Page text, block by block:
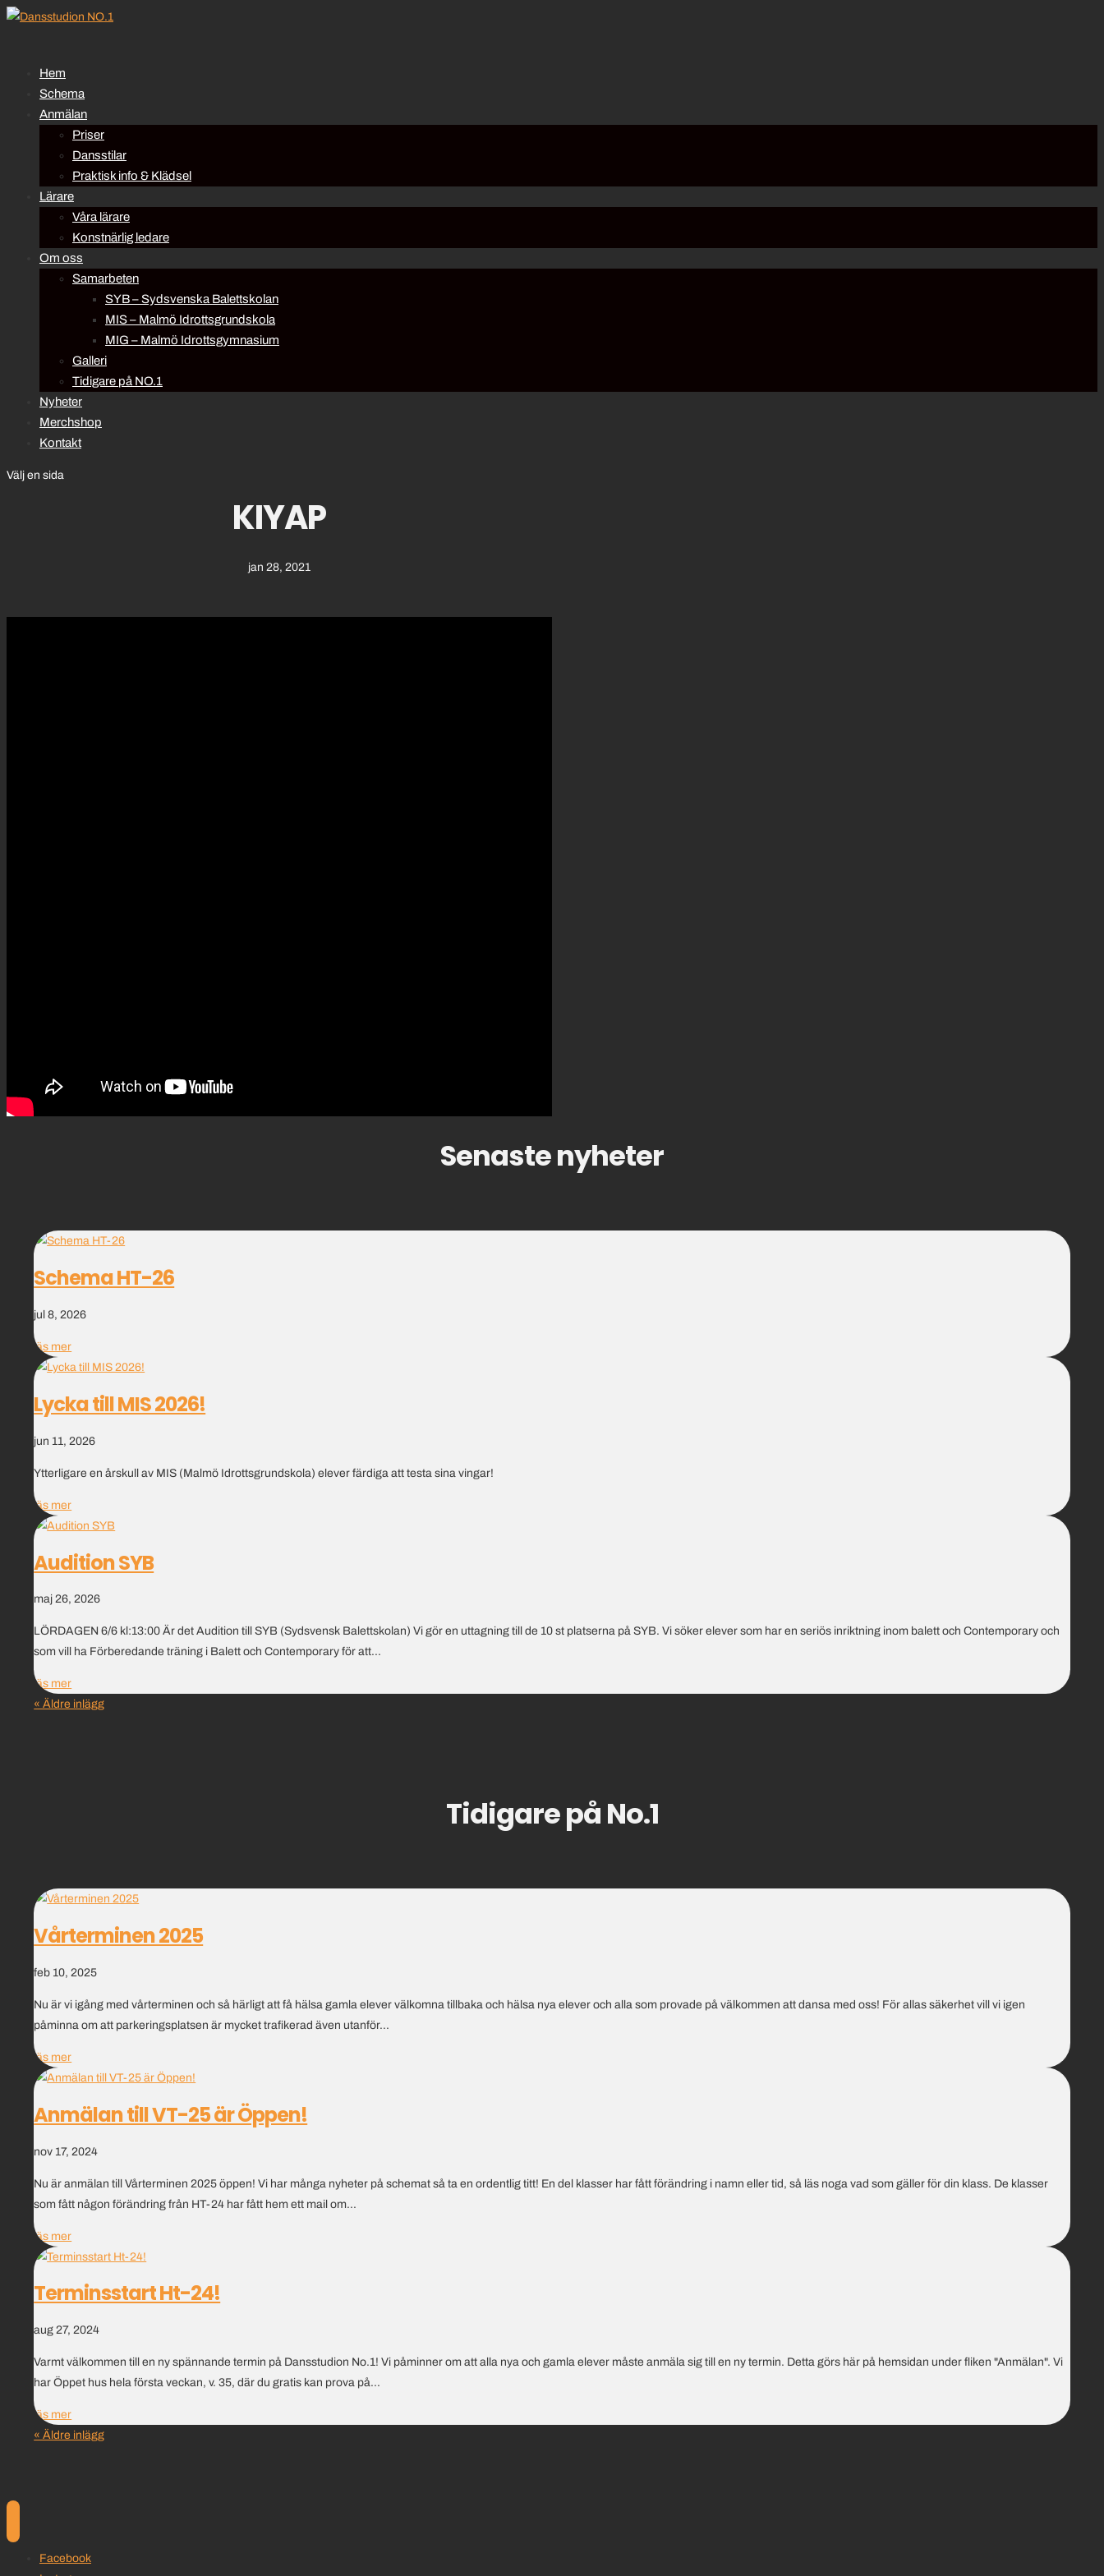
Hem
Schema
Anmälan
Priser
Dansstilar
Praktisk info & Klädsel
Lärare
Våra lärare
Konstnärlig ledare
Om oss
Samarbeten
SYB – Sydsvenska Balettskolan
MIS – Malmö Idrottsgrundskola
MIG – Malmö Idrottsgymnasium
Galleri
Tidigare på NO.1
Nyheter
Merchshop
Kontakt
Välj en sida
KIYAP
jan 28, 2021
Senaste nyheter
Schema HT-26
jul 8, 2026
läs mer
Lycka till MIS 2026!
jun 11, 2026
Ytterligare en årskull av MIS (Malmö Idrottsgrundskola) elever färdiga att testa sina vingar!
läs mer
Audition SYB
maj 26, 2026
LÖRDAGEN 6/6 kl:13:00 Är det Audition till SYB (Sydsvensk Balettskolan) Vi gör en uttagning till de 10 st platserna på SYB. Vi söker elever som har en seriös inriktning inom balett och Contemporary och
som vill ha Förberedande träning i Balett och Contemporary för att...
läs mer
« Äldre inlägg
Tidigare på No.1
Vårterminen 2025
feb 10, 2025
Nu är vi igång med vårterminen och så härligt att få hälsa gamla elever välkomna tillbaka och hälsa nya elever och alla som provade på välkommen att dansa med oss! För allas säkerhet vill vi igen
påminna om att parkeringsplatsen är mycket trafikerad även utanför...
läs mer
Anmälan till VT-25 är Öppen!
nov 17, 2024
Nu är anmälan till Vårterminen 2025 öppen! Vi har många nyheter på schemat så ta en ordentlig titt! En del klasser har fått förändring i namn eller tid, så läs noga vad som gäller för din klass. De klasser
som fått någon förändring från HT-24 har fått hem ett mail om...
läs mer
Terminsstart Ht-24!
aug 27, 2024
Varmt välkommen till en ny spännande termin på Dansstudion No.1! Vi påminner om att alla nya och gamla elever måste anmäla sig till en ny termin. Detta görs här på hemsidan under fliken "Anmälan". Vi
har Öppet hus hela första veckan, v. 35, där du gratis kan prova på...
läs mer
« Äldre inlägg
Facebook